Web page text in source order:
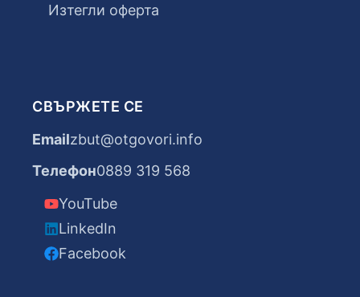
Изтегли оферта
СВЪРЖЕТЕ СЕ
Emailzbut@otgovori.info
Телефон0889 319 568
YouTube
LinkedIn
Facebook